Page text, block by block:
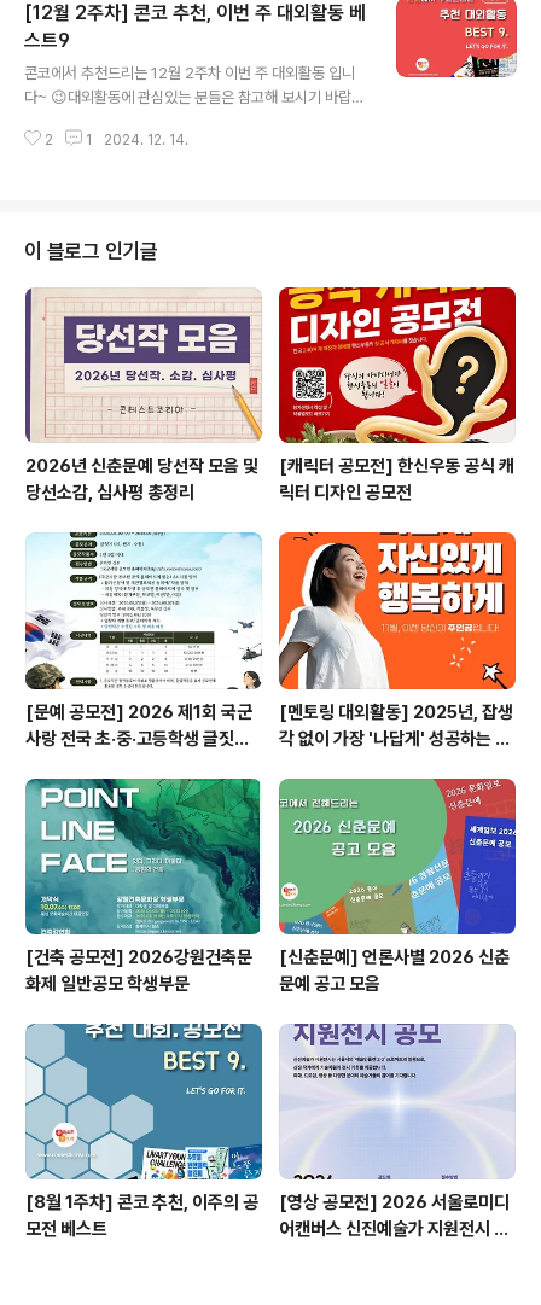
그 콘텐츠로 취업 성공할 서포터즈 모집✔ KOICA 르완다
중등학교 ICT 역량강화 프로젝트 봉사단(2기)✔ 엔터 현
업자와 마케팅 커리어 준비_K-POP 데이터 드리븐 마케팅
3기 모집✔ Global Contents Marketing Supporter
집 (뮤지컬 실황 상영) ✔ [글로벌케어] 마케팅 대외활동 글
[12월 2주차] 콘코 추천, 이번 주 대외활동 베
스트9
콘코에서 추천드리는 12월 2주차 이번 주 대외활동 입니
다~ 😉대외활동에 관심있는 분들은 참고해 보시기 바랍니
빅데이터 기반 컴퓨터비전(CV) 사이언티스트 과정✔ 패쉬
제 10 회 IAFM Köln(독일 쾰른 음악원) 온라인 단기음악
연수✔ (반도체설계광주최초) ARM코어기반 반도체설계
제어 전문가 양성 교육생 모집✔ [리턴라이프] 한통쏙 단백
질쉐이크 쏙포터즈 9기✔ 마케팅 그룹사 CCFM 채용연계
패키지(3주 훈련 후 취업)​* 자세한 내용은 뉴스카드를 클
릭하시면 확인하실..
2 1 2024. 12. 14.
이 블로그 인기글
2026년 신춘문예 당선작 모음 및
당선소감, 심사평 총정리
[캐릭터 공모전] 한신우동 공식 캐
릭터 디자인 공모전
[문예 공모전] 2026 제1회 국군
사랑 전국 초·중·고등학생 글짓기
[멘토링 대외활동] 2025년, 잡생
각 없이 가장 '나답게' 성공하는 법
[건축 공모전] 2026강원건축문
화제 일반공모 학생부문
[신춘문예] 언론사별 2026 신춘
문예 공고 모음
[8월 1주차] 콘코 추천, 이주의 공
모전 베스트
[영상 공모전] 2026 서울로미디
어캔버스 신진예술가 지원전시 공